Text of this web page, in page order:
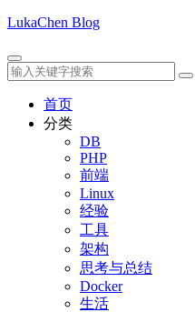
LukaChen Blog
首页
分类
DB
PHP
前端
Linux
经验
工具
架构
思考与总结
Docker
生活